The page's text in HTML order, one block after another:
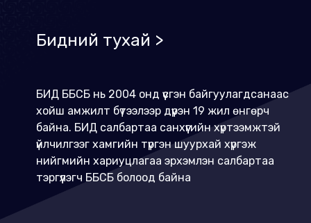
Бидний тухай >
БИД ББСБ нь 2004 онд үүсгэн байгуулагдсанаас
хойш амжилт бүтээлээр дүүрэн 19 жил өнгөрч
байна. БИД салбартаа санхүүгийн хүртээмжтэй
үйлчилгээг хамгийн түргэн шуурхай хүргэж
нийгмийн хариуцлагаа эрхэмлэн салбартаа
тэргүүлэгч ББСБ болоод байна